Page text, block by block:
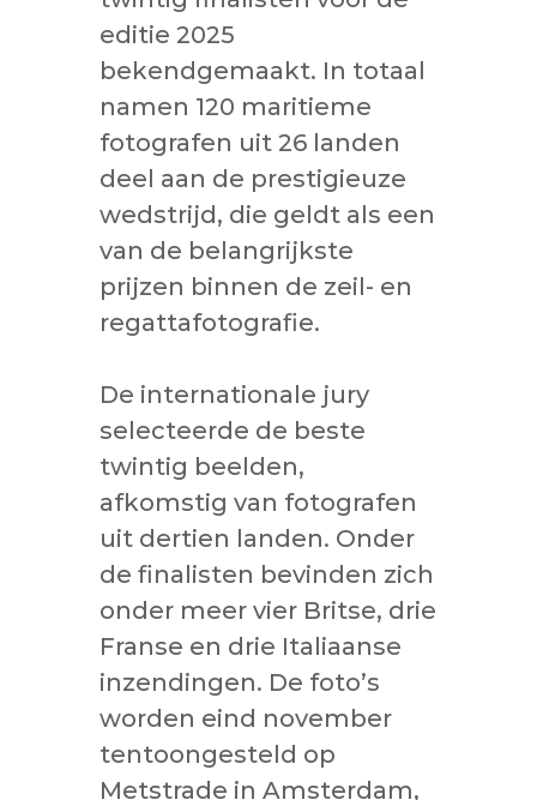
editie 2025
bekendgemaakt. In totaal
namen 120 maritieme
fotografen uit 26 landen
deel aan de prestigieuze
wedstrijd, die geldt als een
van de belangrijkste
prijzen binnen de zeil- en
regattafotografie.
De internationale jury
selecteerde de beste
twintig beelden,
afkomstig van fotografen
uit dertien landen. Onder
de finalisten bevinden zich
onder meer vier Britse, drie
Franse en drie Italiaanse
inzendingen. De foto’s
worden eind november
tentoongesteld op
Metstrade in Amsterdam,